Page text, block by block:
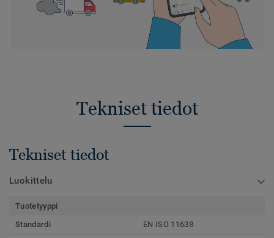
Tekniset tiedot
Tekniset tiedot
Luokittelu
Tuotetyyppi
Standardi
EN ISO 11638